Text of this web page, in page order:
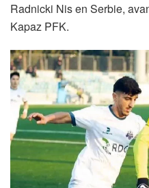
Radnicki Nis en Serbie,
Kapaz PFK.